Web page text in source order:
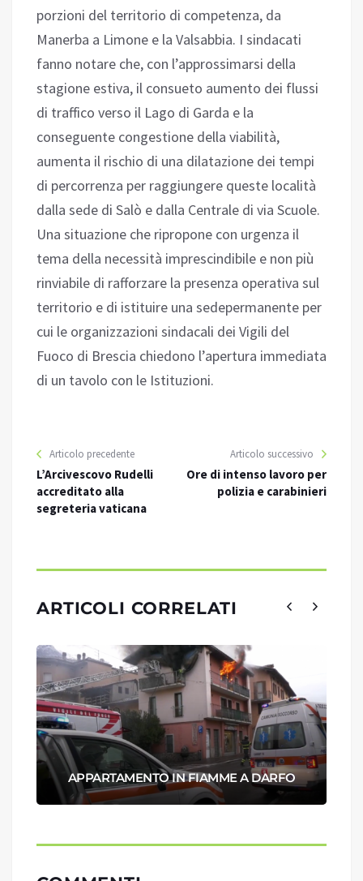
porzioni del territorio di competenza, da
Manerba a Limone e la Valsabbia. I sindacati
fanno notare che, con l’approssimarsi della
stagione estiva, il consueto aumento dei flussi
di traffico verso il Lago di Garda e la
conseguente congestione della viabilità,
aumenta il rischio di una dilatazione dei tempi
di percorrenza per raggiungere queste località
dalla sede di Salò e dalla Centrale di via Scuole.
Una situazione che ripropone con urgenza il
tema della necessità imprescindibile e non più
rinviabile di rafforzare la presenza operativa sul
territorio e di istituire una sedepermanente per
cui le organizzazioni sindacali dei Vigili del
Fuoco di Brescia chiedono l’apertura immediata
di un tavolo con le Istituzioni.
Articolo precedente
L’Arcivescovo Rudelli
accreditato alla
segreteria vaticana
Articolo successivo
Ore di intenso lavoro per
polizia e carabinieri
ARTICOLI CORRELATI
APPARTAMENTO IN FIAMME A DARFO